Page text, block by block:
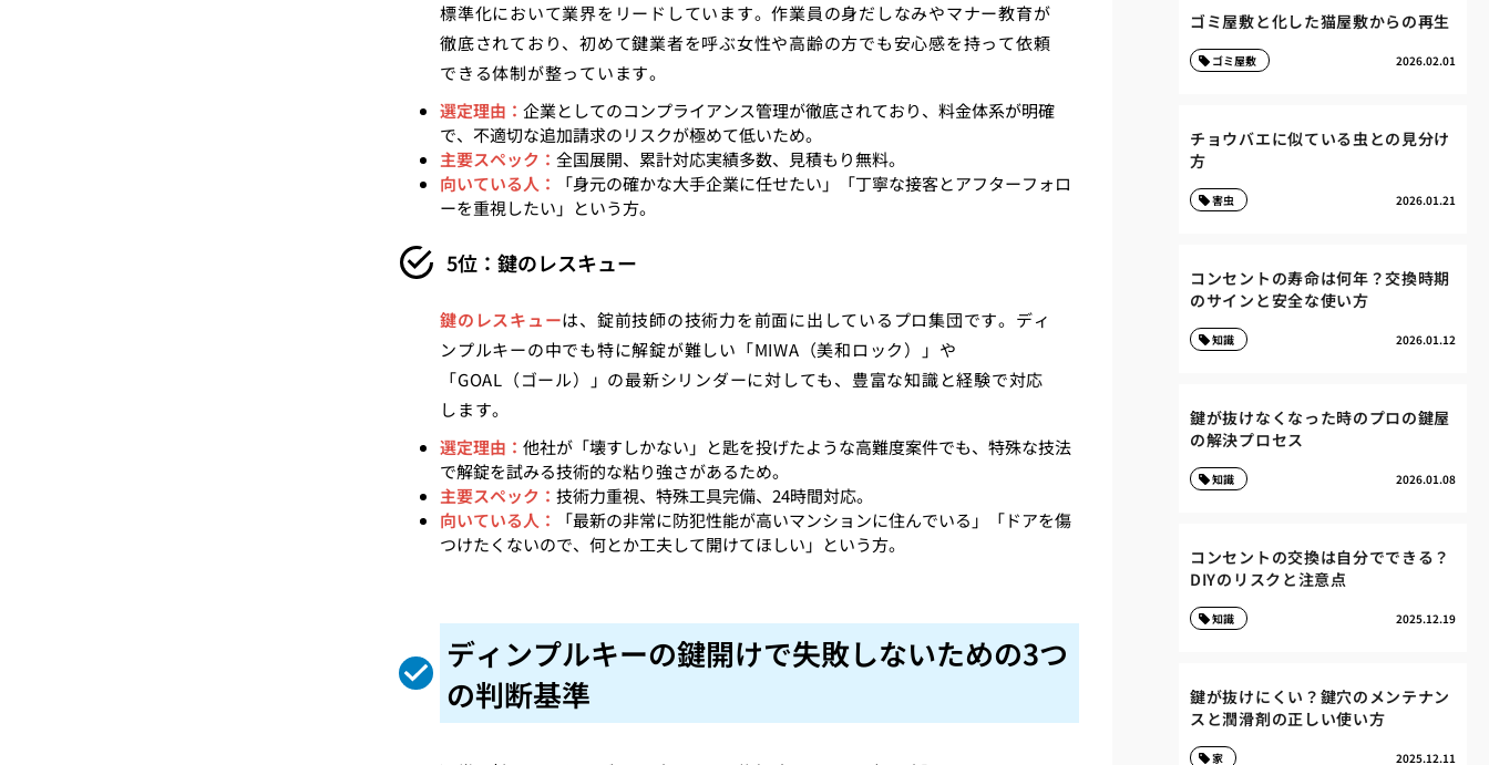
標準化において業界をリードしています。作業員の身だしなみやマナー教育が
徹底されており、初めて鍵業者を呼ぶ女性や高齢の方でも安心感を持って依頼
できる体制が整っています。
選定理由： 企業としてのコンプライアンス管理が徹底されており、料金体系が明確
で、不適切な追加請求のリスクが極めて低いため。
主要スペック： 全国展開、累計対応実績多数、見積もり無料。
向いている人：
「身元の確かな大手企業に任せたい」「丁寧な接客とアフターフォロ
ーを重視したい」という方。
5位：鍵のレスキュー
鍵のレスキューは、錠前技師の技術力を前面に出しているプロ集団です。ディ
ンプルキーの中でも特に解錠が難しい「MIWA（美和ロック）」や
「GOAL（ゴール）」の最新シリンダーに対しても、豊富な知識と経験で対応
します。
選定理由： 他社が「壊すしかない」と匙を投げたような高難度案件でも、特殊な技法
で解錠を試みる技術的な粘り強さがあるため。
主要スペック： 技術力重視、特殊工具完備、24時間対応。
向いている人：
「最新の非常に防犯性能が高いマンションに住んでいる」「ドアを傷
つけたくないので、何とか工夫して開けてほしい」という方。
ディンプルキーの鍵開けで失敗しないための3つ
の判断基準
ゴミ屋敷と化した猫屋敷からの再生
2026.02.01
ゴミ屋敷
チョウバエに似ている虫との見分け
方
2026.01.21
害虫
コンセントの寿命は何年？交換時期
のサインと安全な使い方
2026.01.12
知識
鍵が抜けなくなった時のプロの鍵屋
の解決プロセス
2026.01.08
知識
コンセントの交換は自分でできる？
DIYのリスクと注意点
2025.12.19
知識
鍵が抜けにくい？鍵穴のメンテナン
スと潤滑剤の正しい使い方
2025.12.11
家